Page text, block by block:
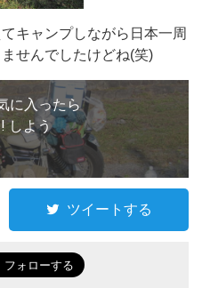
キャンプしながら日本一周
せんでしたけどね(笑)
に入ったら
しよう
ツイートする